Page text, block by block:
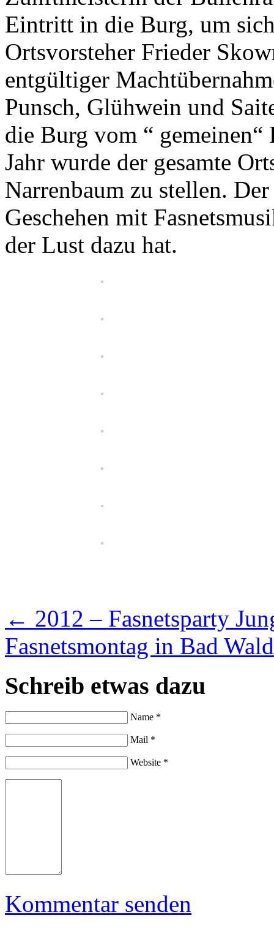
Eintritt in die Burg, um
Ortsvorsteher Frieder
entgültiger
Punsch, Glühwein und
die Burg vom “
Jahr wurde der gesamte
Narrenbaum zu stellen.
Geschehen mit
der Lust dazu hat.
← 2012 – Fasnetsparty
Fasnetsmontag in Bad
Schreib etwas dazu
Name *
Mail *
Website *
Kommentar senden